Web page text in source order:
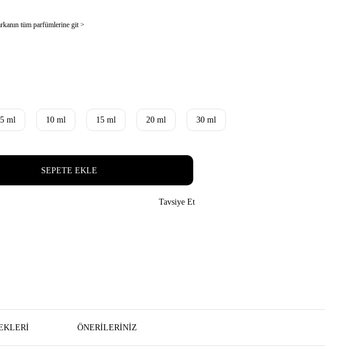
tüm parfümlerine git >
5 ml 10 ml 15 ml 20 ml 30 ml
SEPETE EKLE
Tavsiye Et
ÖNERILERINIZ